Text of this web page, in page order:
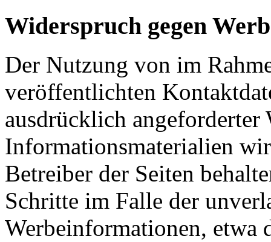
Widerspruch gegen
Der Nutzung von im
veröffentlichten
ausdrücklich angeforderter
Informationsmaterialien
Betreiber der Seiten
Schritte im Falle der
Werbeinformationen, etwa